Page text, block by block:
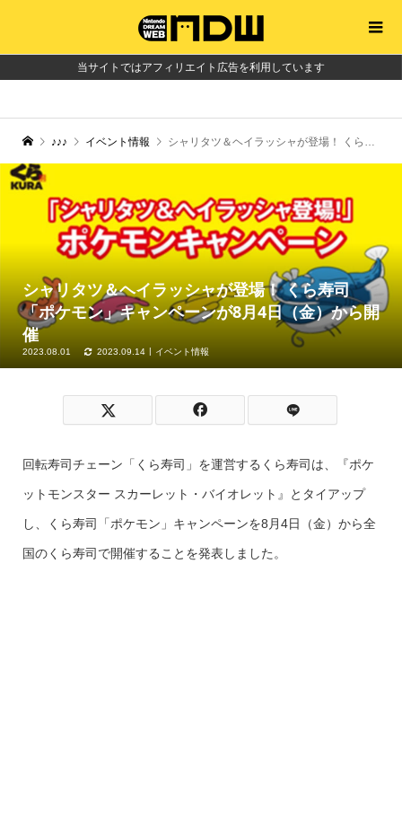
当サイトではアフィリエイト広告を利用しています
♪♪♪ イベント情報 シャリタツ＆ヘイラッシャが登場！ くら寿司「ポケモン」キャンペーンが8月4日（金）から開催
シャリタツ＆ヘイラッシャが登場！ くら寿司
「ポケモン」キャンペーンが8月4日（金）から開
催
2023.08.01 2023.09.14 イベント情報
回転寿司チェーン「くら寿司」を運営するくら寿司は、『ポケ
ットモンスター スカーレット・バイオレット』とタイアップ
し、くら寿司「ポケモン」キャンペーンを8月4日（金）から全
国のくら寿司で開催することを発表しました。